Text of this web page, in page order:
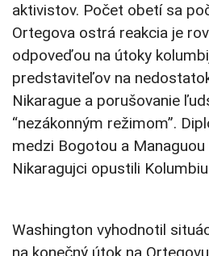
aktivistov. Počet obetí sa
Ortegova ostrá reakcia je
odpoveďou na útoky
predstaviteľov na
Nikarague a porušovanie
“nezákonným režimom”.
medzi Bogotou a
Nikaragujci opustili
Washington vyhodnotil